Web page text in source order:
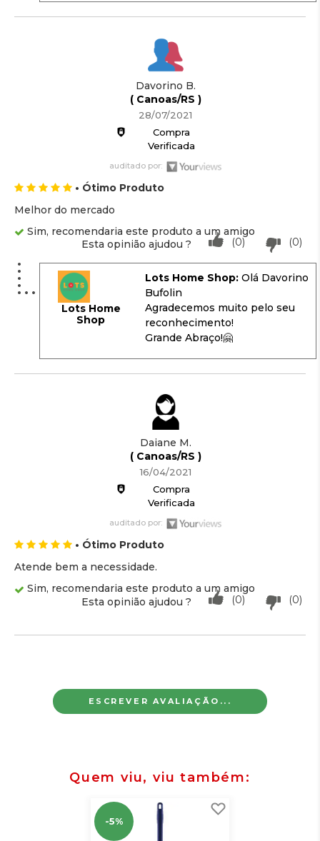
Davorino B.
( Canoas/RS )
28/07/2021
Compra
Verificada
auditado por:
• Ótimo Produto
Melhor do mercado
Sim, recomendaria este produto a um amigo
(0)
(0)
Esta opinião ajudou ?
Lots Home
Shop
Lots Home Shop: Olá Davorino
Bufolin
Agradecemos muito pelo seu
reconhecimento!
Grande Abraço!🤗
Daiane M.
( Canoas/RS )
16/04/2021
Compra
Verificada
auditado por:
• Ótimo Produto
Atende bem a necessidade.
Sim, recomendaria este produto a um amigo
(0)
(0)
Esta opinião ajudou ?
ESCREVER AVALIAÇÃO...
Quem viu, viu também
-5%